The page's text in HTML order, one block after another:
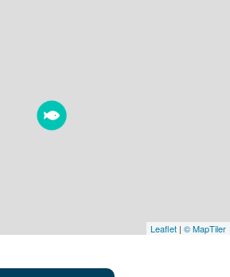
Leaflet | © MapTiler